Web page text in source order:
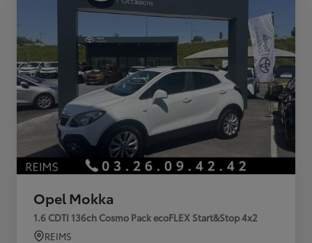
Opel Mokka
1.6 CDTI 136ch Cosmo Pack ecoFLEX Start&Stop 4x2
REIMS